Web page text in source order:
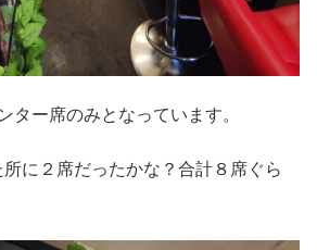
ター席のみとなっています。
に２席だったかな？合計８席ぐら